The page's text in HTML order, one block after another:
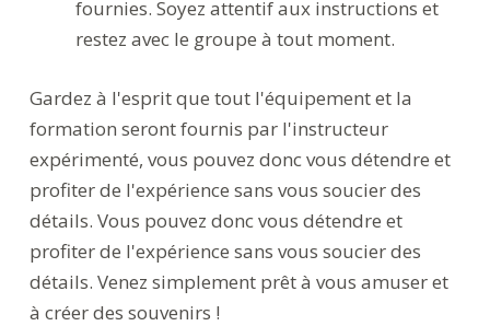
fournies. Soyez attentif aux instructions et
restez avec le groupe à tout moment.
Gardez à l'esprit que tout l'équipement et la
formation seront fournis par l'instructeur
expérimenté, vous pouvez donc vous détendre et
profiter de l'expérience sans vous soucier des
détails. Vous pouvez donc vous détendre et
profiter de l'expérience sans vous soucier des
détails. Venez simplement prêt à vous amuser et
à créer des souvenirs !